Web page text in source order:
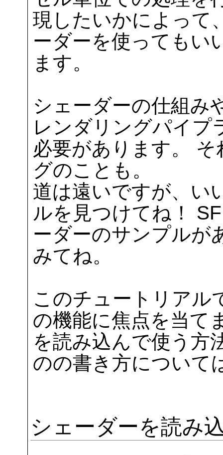
現したいかによって
ーダーを使ってもい
ます。
シェーダーの仕組み
レンダリングパイプ
必要があります。
グのことも。
道は遠いですが、い
ルを見つけてね！
ーダーのサンプルが
みてね。
このチュートリアル
の機能に焦点を当て
を読み込んで使う方
のの書き方について
シェーダーを読み